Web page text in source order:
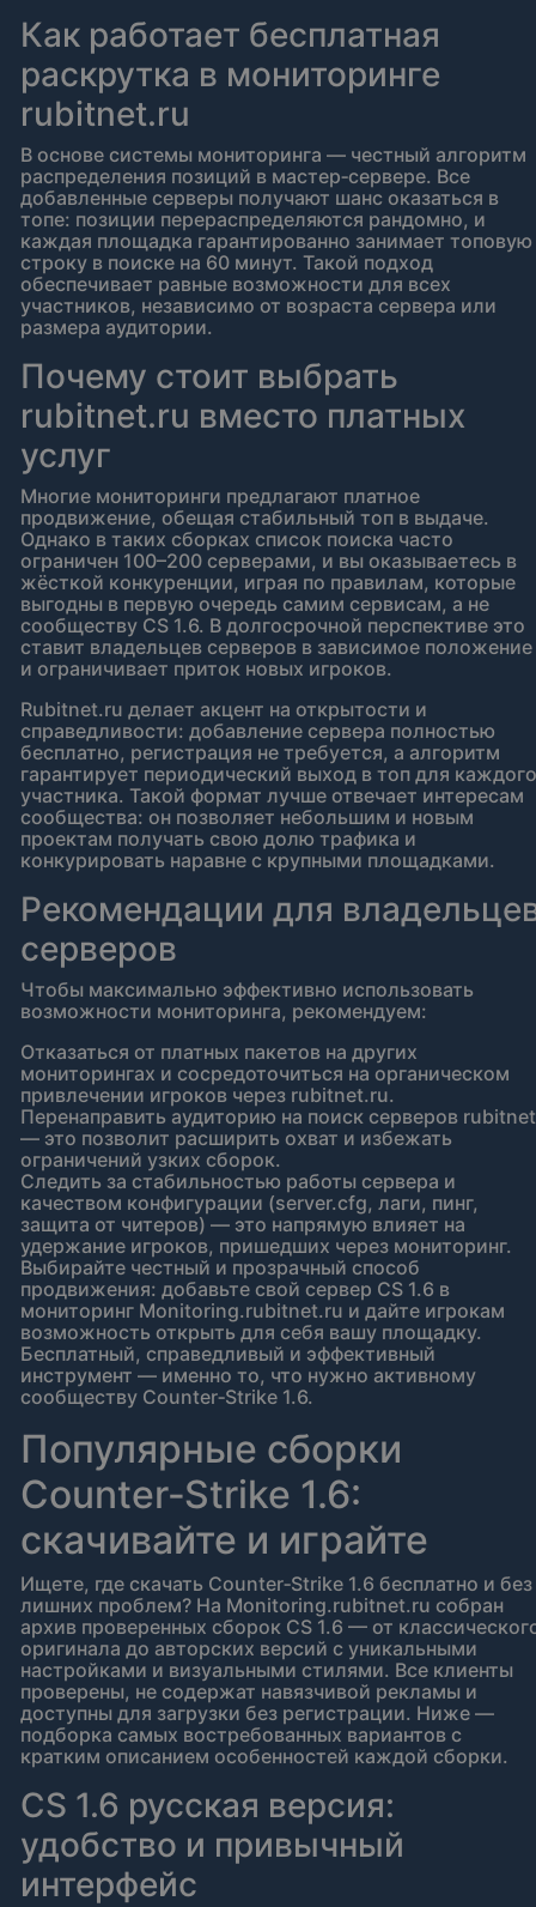
Как работает бесплатная
раскрутка в мониторинге
rubitnet.ru
В основе системы мониторинга — честный алгоритм
распределения позиций в мастер‑сервере. Все
добавленные серверы получают шанс оказаться в
топе: позиции перераспределяются рандомно, и
каждая площадка гарантированно занимает топовую
строку в поиске на 60 минут. Такой подход
обеспечивает равные возможности для всех
участников, независимо от возраста сервера или
размера аудитории.
Почему стоит выбрать
rubitnet.ru вместо платных
услуг
Многие мониторинги предлагают платное
продвижение, обещая стабильный топ в выдаче.
Однако в таких сборках список поиска часто
ограничен 100–200 серверами, и вы оказываетесь в
жёсткой конкуренции, играя по правилам, которые
выгодны в первую очередь самим сервисам, а не
сообществу CS 1.6. В долгосрочной перспективе это
ставит владельцев серверов в зависимое положение
и ограничивает приток новых игроков.
Rubitnet.ru делает акцент на открытости и
справедливости: добавление сервера полностью
бесплатно, регистрация не требуется, а алгоритм
гарантирует периодический выход в топ для каждого
участника. Такой формат лучше отвечает интересам
сообщества: он позволяет небольшим и новым
проектам получать свою долю трафика и
конкурировать наравне с крупными площадками.
Рекомендации для
серверов
Чтобы максимально эффективно использовать
возможности мониторинга, рекомендуем:
Отказаться от платных пакетов на других
мониторингах и сосредоточиться на органическом
привлечении игроков через rubitnet.ru.
Перенаправить аудиторию на поиск серверов rubitnet
— это позволит расширить охват и избежать
ограничений узких сборок.
Следить за стабильностью работы сервера и
качеством конфигурации (server.cfg, лаги, пинг,
защита от читеров) — это напрямую влияет на
удержание игроков, пришедших через мониторинг.
Выбирайте честный и прозрачный способ
продвижения: добавьте свой сервер CS 1.6 в
мониторинг Monitoring.rubitnet.ru и дайте игрокам
возможность открыть для себя вашу площадку.
Бесплатный, справедливый и эффективный
инструмент — именно то, что нужно активному
сообществу Counter‑Strike 1.6.
Популярные сборки
Counter‑Strike 1.6:
скачивайте и играйте
Ищете, где скачать Counter‑Strike 1.6 бесплатно и без
лишних проблем? На Monitoring.rubitnet.ru собран
архив проверенных сборок CS 1.6 — от
оригинала до авторских версий с уникальными
настройками и визуальными стилями. Все клиенты
проверены, не содержат навязчивой рекламы и
доступны для загрузки без регистрации. Ниже —
подборка самых востребованных вариантов с
кратким описанием особенностей каждой сборки.
CS 1.6 русская версия:
удобство и привычный
интерфейс